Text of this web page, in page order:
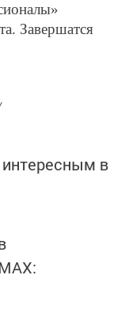
Завершатся
в